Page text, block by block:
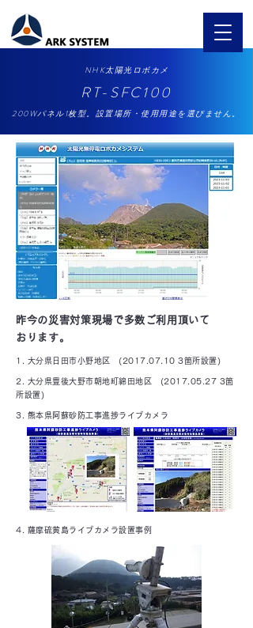
​NHK太陽光ロボカメ
​RT-SFC100​​
200Wパネル1枚型。設置場所・使用用途を選びません。
昨今の災害対策現場で多数ご利用頂いて
おります。
1. 大分県日田市小野地区 (2017.07.10 3箇所設置)
2. 大分県豊後大野市朝地町綿田地区 (2017.05.27 3箇
所設置)
3. 熊本県阿蘇砂防工事進捗ライブカメラ
4. 薩摩硫黄島ライブカメラ設置事例